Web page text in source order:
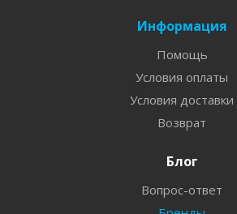
Информация
Помощь
Условия оплаты
Условия доставки
Возврат
Блог
Вопрос-ответ